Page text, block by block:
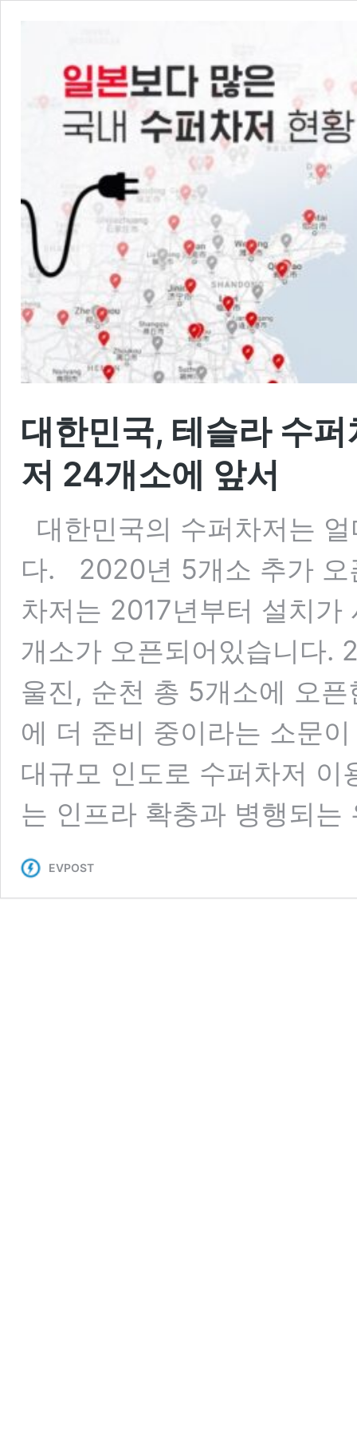
대한민국, 테슬라 수
저 24개소에 앞서
대한민국의 수퍼차저는 얼
다. 2020년 5개소 추가 오
차저는 2017년부터 설치
개소가 오픈되어있습니다.
울진, 순천 총 5개소에 오
에 더 준비 중이라는 소문
대규모 인도로 수퍼차저 이
는 인프라 확충과 병행되
EVPOST